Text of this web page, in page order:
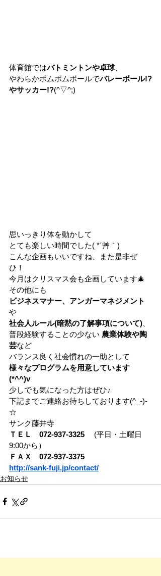
体育館ではバトミントンや卓球、
やわらかポムポムボールでバレーボール!?
やサッカー!?(^▽^;)
思いっきり体を動かして
とても楽しい時間でした( *´艸｀)
こんな企画もいいですね、また是非ぜ
ひ！
今月はクリスマス会も企画しています🎄
その他にも
ビジネスマナー、アンガーマネジメント
や
社会人ルール(暗黙の了解事項について)
普段経験することの少ない 農業体験や陶
芸など
バランス良く社会慣れの一助として
様々なプログラムを用意しています
(*^^)v
少しでも気になった方はぜひ♪
下記までご連絡お待ちしております(^_-)-
☆
サンク藤井寺
ＴＥＬ　072-937-3325 (平日・土曜日
9:00から）
ＦＡＸ　072-937-3375
http://sank-fuji.jp/contact/
お知らせ